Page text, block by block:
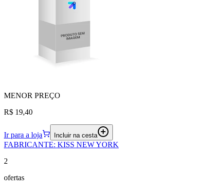
MENOR PREÇO
R$ 19,40
Ir para a loja Incluir na cesta
FABRICANTE: KISS NEW YORK
2
ofertas